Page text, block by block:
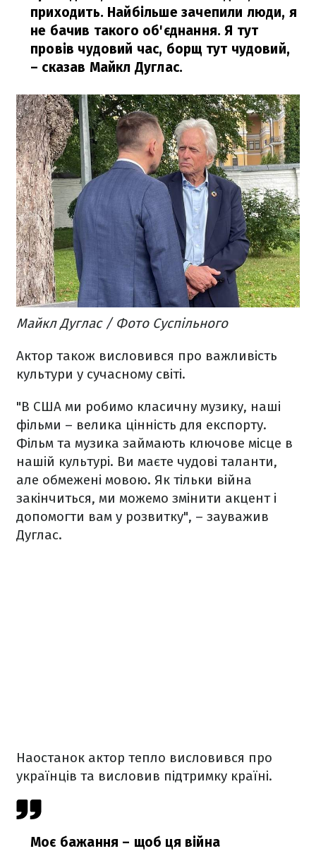
приходить. Найбільше зачепили люди, я
не бачив такого об'єднання. Я тут
провів чудовий час, борщ тут чудовий,
– сказав Майкл Дуглас.
Майкл Дуглас / Фото Суспільного
Актор також висловився про важливість
культури у сучасному світі.
"В США ми робимо класичну музику, наші
фільми – велика цінність для експорту.
Фільм та музика займають ключове місце в
нашій культурі. Ви маєте чудові таланти,
але обмежені мовою. Як тільки війна
закінчиться, ми можемо змінити акцент і
допомогти вам у розвитку", – зауважив
Дуглас.
Наостанок актор тепло висловився про
українців та висловив підтримку країні.
Моє бажання – щоб ця війна